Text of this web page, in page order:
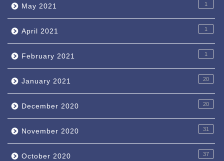
May 2021 1
April 2021 1
February 2021 1
January 2021 20
December 2020 20
November 2020 31
October 2020 37